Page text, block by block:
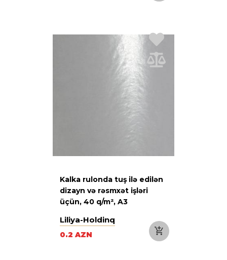
Kalka rulonda tuş ilə edilən
dizayn və rəsmxət işləri
üçün, 40 q/m², A3
Liliya-Holdinq
0.2 AZN